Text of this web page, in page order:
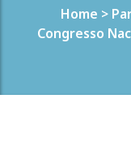
Home >
Congresso